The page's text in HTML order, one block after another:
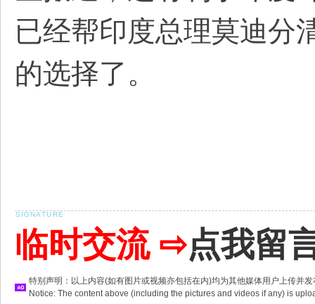
已经帮印度总理莫迪分
的选择了。
临时交流 ⇨点我留
特别声明：以上内容(如有图片或视频亦包括在内)均为其他媒体用户上传并
Notice: The content above (including the pictures and videos if any) is